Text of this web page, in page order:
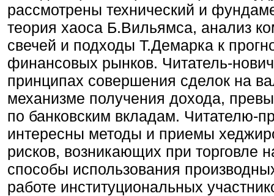
рассмотрены технический и
теория хаоса Б.Вильямса, анализ
свечей и подходы Т.Демарка к
финансовых рынков. Читатель-
принципах совершения сделок на
механизме получения дохода,
по банковским вкладам. Читателю-
интересны методы и приемы
рисков, возникающих при торговле
способы использования
работе институциональных